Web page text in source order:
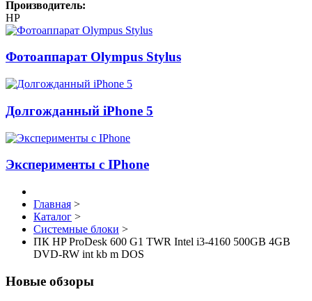
Производитель:
HP
Фотоаппарат Olympus Stylus
Долгожданный iPhone 5
Эксперименты с IPhone
Главная >
Каталог >
Системные блоки >
ПК HP ProDesk 600 G1 TWR Intel i3-4160 500GB 4GB
DVD-RW int kb m DOS
Новые обзоры